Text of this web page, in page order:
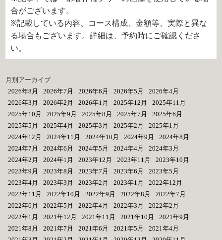
合がございます。
※記載している内容、コース構成、金額等、実際と異な
る場合もございます。詳細は、予約時にご確認くださ
い。
月別アーカイブ
2026年8月
2026年7月 2026年6月 2026年5月
2026年4月
2026年3月
2026年2月 2026年1月 2025年12月
2025年11月
2025年10月
2025年9月 2025年8月 2025年7月
2025年6月
2025年5月
2025年4月 2025年3月 2025年2月
2025年1月
2024年12月
2024年11月 2024年10月 2024年9月
2024年8月
2024年7月
2024年6月 2024年5月 2024年4月
2024年3月
2024年2月
2024年1月 2023年12月 2023年11月
2023年10月
2023年9月
2023年8月 2023年7月 2023年6月
2023年5月
2023年4月
2023年3月 2023年2月 2023年1月
2022年12月
2022年11月
2022年10月 2022年9月 2022年8月
2022年7月
2022年6月
2022年5月 2022年4月 2022年3月
2022年2月
2022年1月
2021年12月 2021年11月 2021年10月
2021年9月
2021年8月
2021年7月 2021年6月 2021年5月
2021年4月